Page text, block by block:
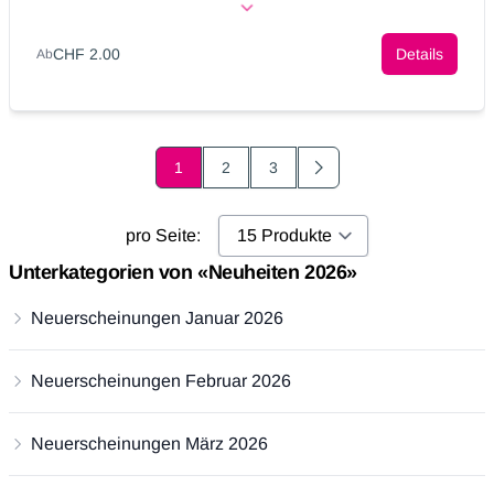
AbCHF 2.00 Details
Page
1
Page
2 3
Next
pro Seite:
Unterkategorien von «Neuheiten 2026»
Neuerscheinungen Januar 2026
Neuerscheinungen Februar 2026
Neuerscheinungen März 2026